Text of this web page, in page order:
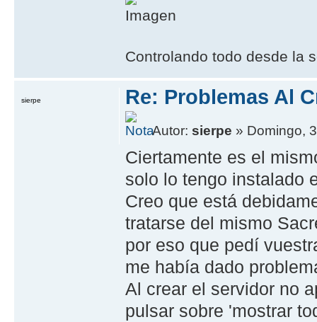
Controlando todo desde la
Re: Problemas Al
Autor:sierpe » Domingo,
Ciertamente es el
solo lo tengo instalado
Creo que está
tratarse del mismo
por eso que pedí
me había dado
Al crear el servidor no
pulsar sobre 'mostrar
sierpe